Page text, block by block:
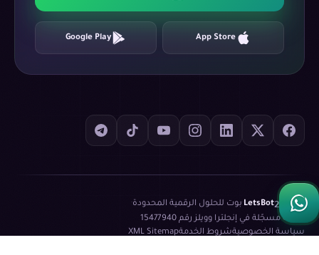
App Store
Google Play
©
2026
LetsBot
·بوت للحلول الرقمية المحدودة·
شركة مسجّلة في إنجلترا وويلز رقم 15477940
سياسة الخصوصيةشروط الخدمةXML Sitemap